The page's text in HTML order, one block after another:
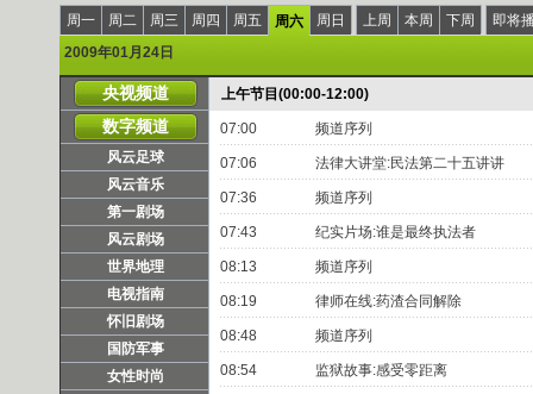
周一 周二 周三 周四 周五 周六 周日 上周 本周 下周
即将
2009年01月24日
央视频道
数字频道
风云足球
风云音乐
第一剧场
风云剧场
世界地理
电视指南
怀旧剧场
国防军事
女性时尚
上午节目(00:00-12:00)
07:00 频道序列
07:06 法律大讲堂:民法第二十五讲讲
07:36 频道序列
07:43 纪实片场:谁是最终执法者
08:13 频道序列
08:19 律师在线:药渣合同解除
08:48 频道序列
08:54 监狱故事:感受零距离